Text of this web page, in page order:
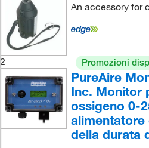
An accessory for
2 Promozioni
PureAire
Inc. Monitor
ossigeno 0-
alimentatore
della durata